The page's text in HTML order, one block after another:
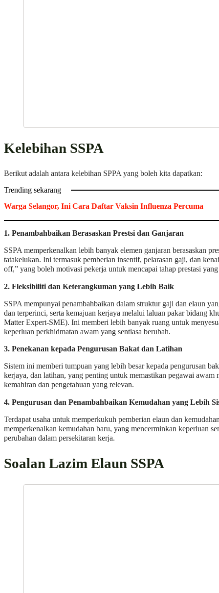
Kelebihan SSPA
Berikut adalah antara kelebihan SPPA yang boleh kita dapatkan:
Trending sekarang
Warga Selangor, Ini Cara Daftar Vaksin Influenza Percuma
1. Penambahbaikan Berasaskan Prestsi dan Ganjaran
SSPA memperkenalkan lebih banyak elemen ganjaran berasaskan
tatakelukan. Ini termasuk pemberian insentif, pelarasan gaji, dan
off,” yang boleh motivasi pekerja untuk mencapai tahap prestasi
2. Fleksibiliti dan Keterangkuman yang Lebih Baik
SSPA mempunyai penambahbaikan dalam struktur gaji dan elaun
dan terperinci, serta kemajuan kerjaya melalui laluan pakar bidang
Matter Expert-SME). Ini memberi lebih banyak ruang untuk
keperluan perkhidmatan awam yang sentiasa berubah.
3. Penekanan kepada Pengurusan Bakat dan Latihan
Sistem ini memberi tumpuan yang lebih besar kepada pengurusan
kerjaya, dan latihan, yang penting untuk memastikan pegawai awam
kemahiran dan pengetahuan yang relevan.
4. Pengurusan dan Penambahbaikan Kemudahan yang Lebih
Terdapat usaha untuk memperkukuh pemberian elaun dan
memperkenalkan kemudahan baru, yang mencerminkan keperluan
perubahan dalam persekitaran kerja.
Soalan Lazim Elaun SSPA